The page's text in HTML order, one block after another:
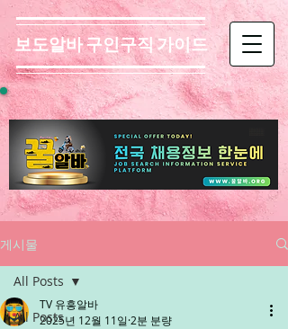
보도알바 구인구직 가이드
게시물
All Posts
All Posts
TV 유흥알바
2025년 12월 11일 2분 분량